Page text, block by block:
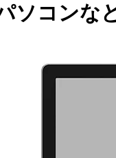
ソコンな